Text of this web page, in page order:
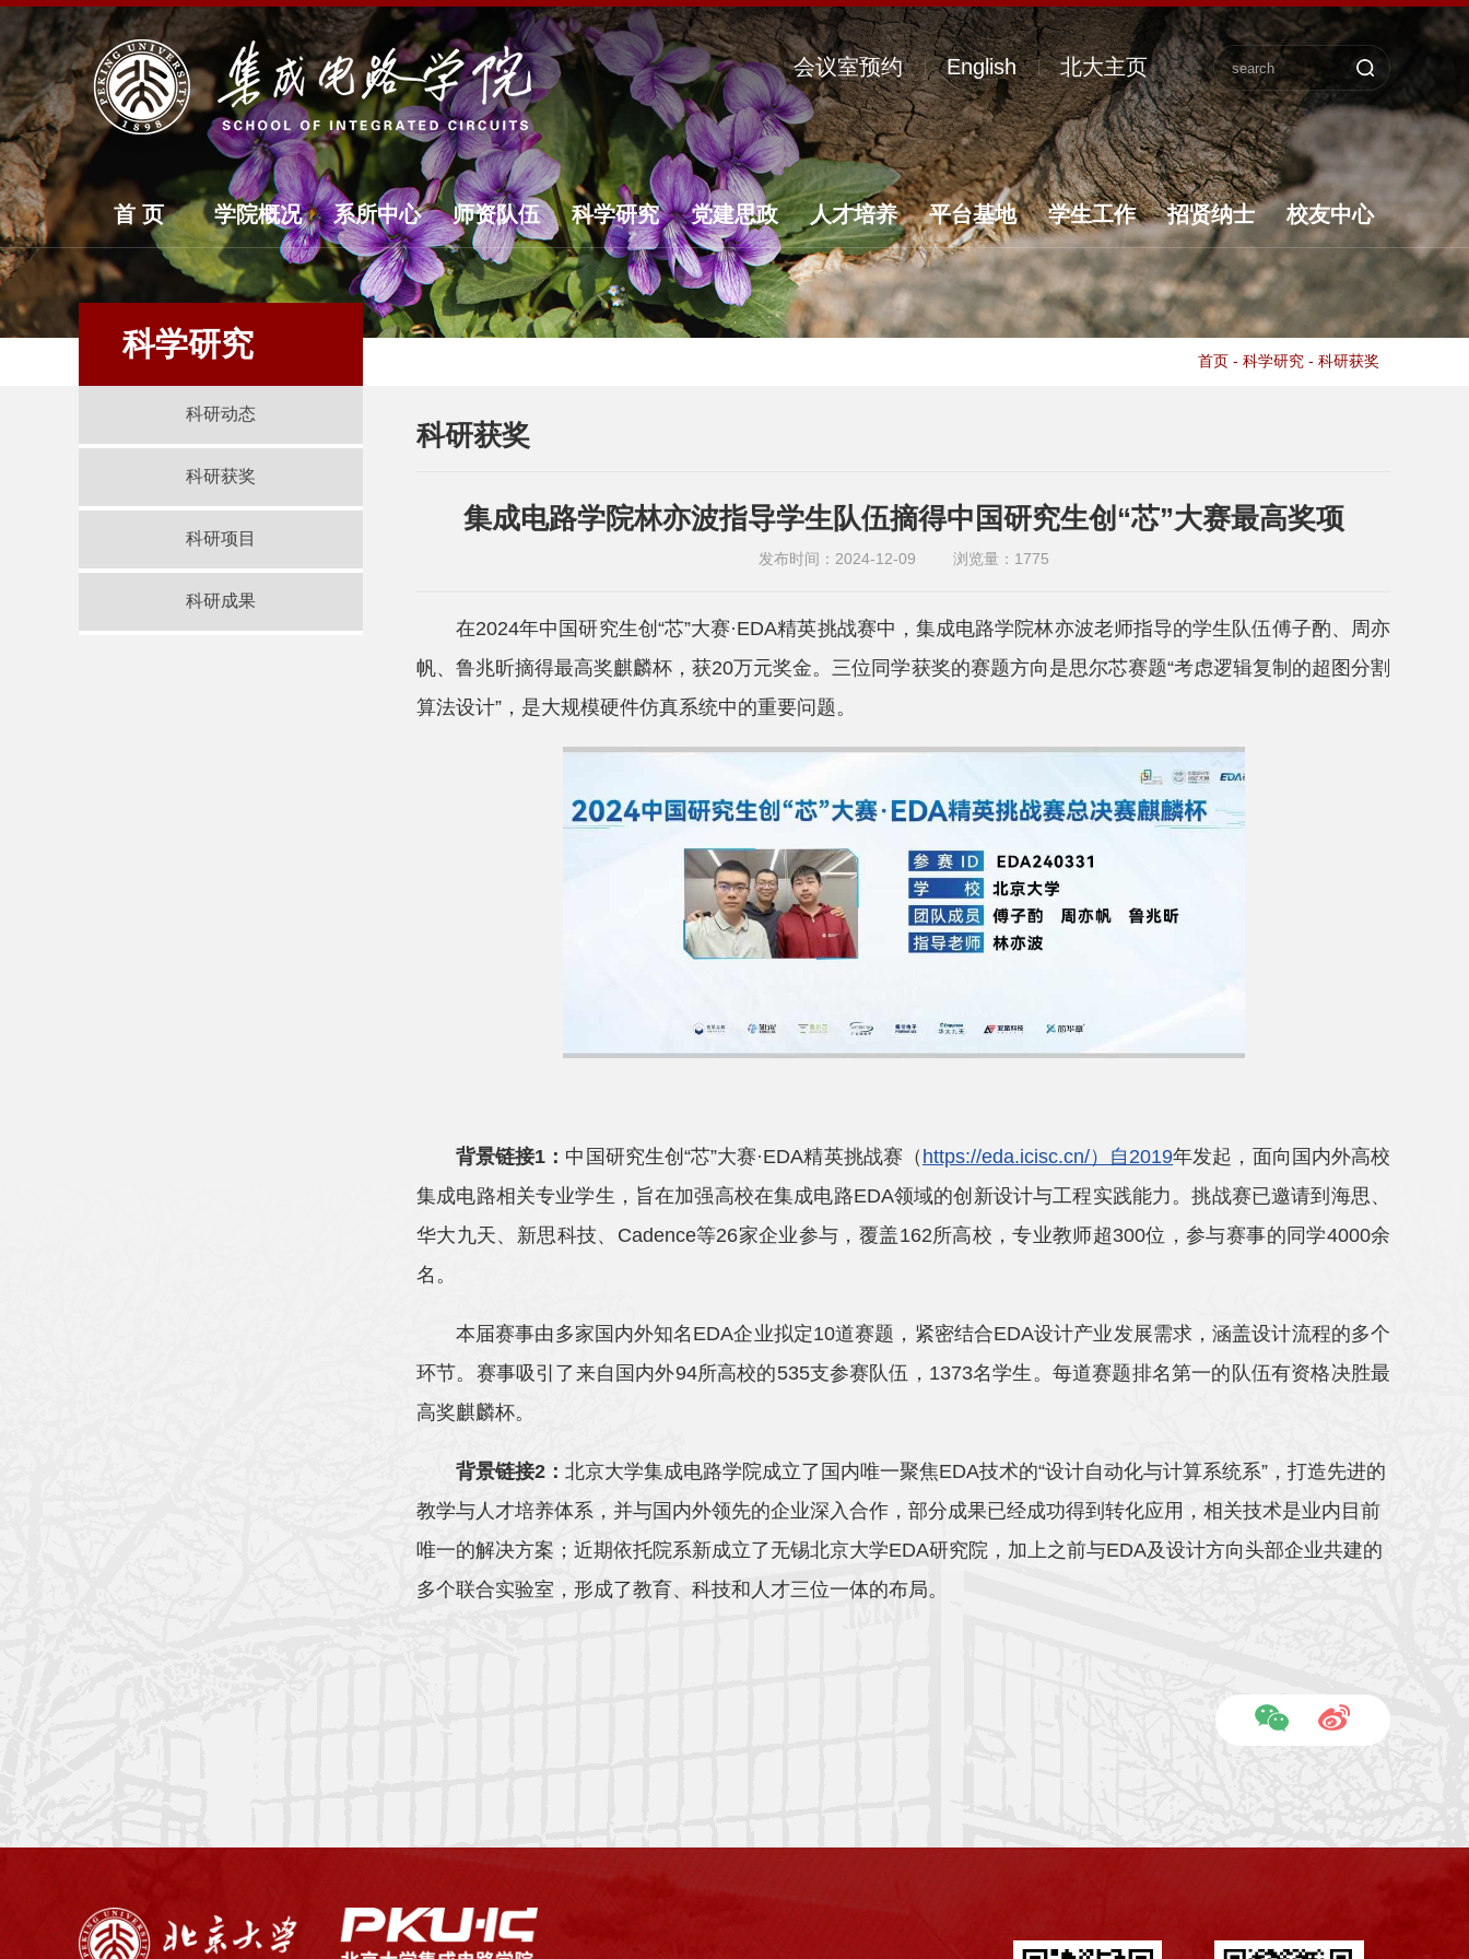
会议室预约 English 北大主页
首 页 学院概况 系所中心 师资队伍 科学研究 党建思政 人才培养 平台基地 学生工作 招贤纳士 校友中心
科学研究
科研动态
科研获奖
科研项目
科研成果
首页 - 科学研究 - 科研获奖
科研获奖
集成电路学院林亦波指导学生队伍摘得中国研究生创“芯”大赛最高奖项
发布时间：2024-12-09 浏览量： 1775
在2024年中国研究生创“芯”大赛·EDA精英挑战赛中，集成电路学院林亦波老师指导的学生队伍傅子酌、周亦
帆、鲁兆昕摘得最高奖麒麟杯，获20万元奖金。三位同学获奖的赛题方向是思尔芯赛题“考虑逻辑复制的超图分割
算法设计”，是大规模硬件仿真系统中的重要问题。
背景链接1： 中国研究生创“芯”大赛·EDA精英挑战赛（ https://eda.icisc.cn/）自2019年发起，面向国内外高校
集成电路相关专业学生，旨在加强高校在集成电路EDA领域的创新设计与工程实践能力。挑战赛已邀请到海思、
华大九天、新思科技、Cadence等26家企业参与，覆盖162所高校，专业教师超300位，参与赛事的同学4000余
名。
本届赛事由多家国内外知名EDA企业拟定10道赛题，紧密结合EDA设计产业发展需求，涵盖设计流程的多个
环节。赛事吸引了来自国内外94所高校的535支参赛队伍，1373名学生。每道赛题排名第一的队伍有资格决胜最
高奖麒麟杯。
背景链接2： 北京大学集成电路学院成立了国内唯一聚焦EDA技术的“设计自动化与计算系统系”，打造先进的
教学与人才培养体系，并与国内外领先的企业深入合作，部分成果已经成功得到转化应用，相关技术是业内目前
唯一的解决方案；近期依托院系新成立了无锡北京大学EDA研究院，加上之前与EDA及设计方向头部企业共建的
多个联合实验室，形成了教育、科技和人才三位一体的布局。